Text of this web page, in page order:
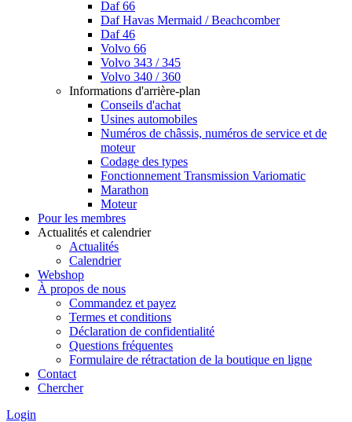
Daf 66
Daf Havas Mermaid / Beachcomber
Daf 46
Volvo 66
Volvo 343 / 345
Volvo 340 / 360
Informations d'arrière-plan
Conseils d'achat
Usines automobiles
Numéros de châssis, numéros de service et de
moteur
Codage des types
Fonctionnement Transmission Variomatic
Marathon
Moteur
Pour les membres
Actualités et calendrier
Actualités
Calendrier
Webshop
À propos de nous
Commandez et payez
Termes et conditions
Déclaration de confidentialité
Questions fréquentes
Formulaire de rétractation de la boutique en ligne
Contact
Chercher
Login